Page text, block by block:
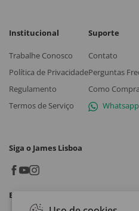
Institucional
Trabalhe Conosco
Política de Privacidade
Regulamento
Termos de Serviço
Suporte
Contato
Perguntas
Como
Whatsapp
Siga o James Lisboa
Baixe o App